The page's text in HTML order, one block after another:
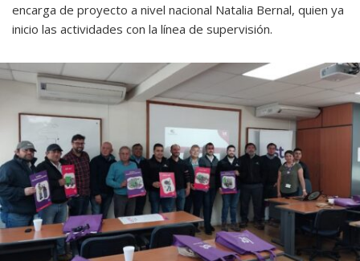
encarga de proyecto a nivel nacional Natalia Bernal, quien ya
inicio las actividades con la línea de supervisión.